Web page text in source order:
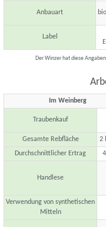
Anbauart
Label
Der Winzer hat diese
Im Weinberg
Traubenkauf
Gesamte Rebfläche 2
Durchschnittlicher Ertrag
Handlese
Verwendung von synthetischen
Mitteln